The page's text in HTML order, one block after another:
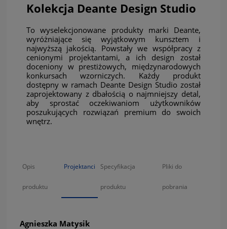
Kolekcja Deante Design Studio
To wyselekcjonowane produkty marki Deante,
wyróżniające się wyjątkowym kunsztem i
najwyższą jakością. Powstały we współpracy z
cenionymi projektantami, a ich design został
doceniony w prestiżowych, międzynarodowych
konkursach wzorniczych. Każdy produkt
dostępny w ramach Deante Design Studio został
zaprojektowany z dbałością o najmniejszy detal,
aby sprostać oczekiwaniom użytkowników
poszukujących rozwiązań premium do swoich
wnętrz.
Opis
produktu
Projektanci Specyfikacja
produktu
Pliki do
pobrania
Agnieszka Matysik